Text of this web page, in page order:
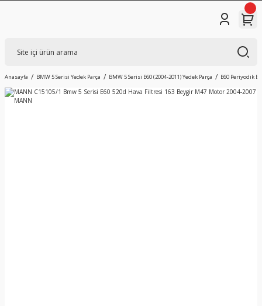
Anasayfa BMW 5 Serisi Yedek Parça BMW 5 Serisi E60 (2004-2011) Yedek Parça E60 Periyodik